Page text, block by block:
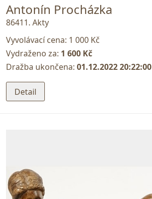
Antonín Procházka
86411. Akty
Vyvolávací cena: 1 000 Kč
Vydraženo za: 1 600 Kč
Dražba ukončena: 01.12.2022 20:22:00
Detail